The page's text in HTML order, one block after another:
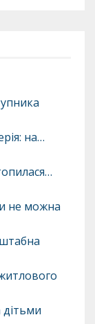
на…
не можна